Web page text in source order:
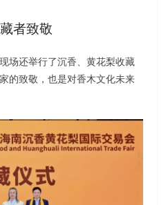
者致敬
场还举行了沉香、黄花梨收藏
的致敬，也是对香木文化未来